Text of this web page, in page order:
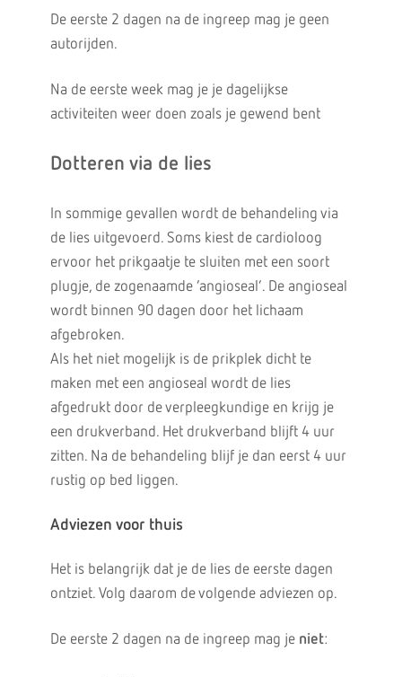
De eerste 2 dagen na de ingreep mag je geen
autorijden.
Na de eerste week mag je je dagelijkse
activiteiten weer doen zoals je gewend bent
Dotteren via de lies
In sommige gevallen wordt de behandeling via
de lies uitgevoerd. Soms kiest de cardioloog
ervoor het prikgaatje te sluiten met een soort
plugje, de zogenaamde ‘angioseal’. De angioseal
wordt binnen 90 dagen door het lichaam
afgebroken.
Als het niet mogelijk is de prikplek dicht te
maken met een angioseal wordt de lies
afgedrukt door de verpleegkundige en krijg je
een drukverband. Het drukverband blijft 4 uur
zitten. Na de behandeling blijf je dan eerst 4 uur
rustig op bed liggen.
Adviezen voor thuis
Het is belangrijk dat je de lies de eerste dagen
ontziet. Volg daarom de volgende adviezen op.
De eerste 2 dagen na de ingreep mag je niet: